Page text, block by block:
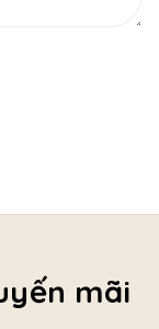
mãi